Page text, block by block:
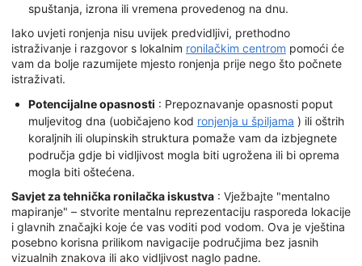
spuštanja, izrona ili vremena provedenog na dnu.
Iako uvjeti ronjenja nisu uvijek predvidljivi, prethodno
istraživanje i razgovor s lokalnim ronilačkim centrom pomoći će
vam da bolje razumijete mjesto ronjenja prije nego što počnete
istraživati.
Potencijalne opasnosti : Prepoznavanje opasnosti poput
muljevitog dna (uobičajeno kod ronjenja u špiljama ) ili oštrih
koraljnih ili olupinskih struktura pomaže vam da izbjegnete
područja gdje bi vidljivost mogla biti ugrožena ili bi oprema
mogla biti oštećena.
Savjet za tehnička ronilačka iskustva : Vježbajte "mentalno
mapiranje" – stvorite mentalnu reprezentaciju rasporeda lokacije
i glavnih značajki koje će vas voditi pod vodom. Ova je vještina
posebno korisna prilikom navigacije područjima bez jasnih
vizualnih znakova ili ako vidljivost naglo padne.